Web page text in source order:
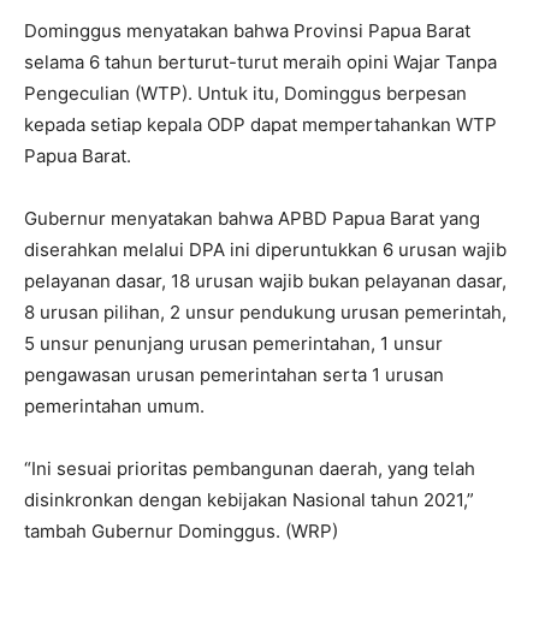
Dominggus menyatakan bahwa Provinsi Papua Barat
selama 6 tahun berturut-turut meraih opini Wajar Tanpa
Pengeculian (WTP). Untuk itu, Dominggus berpesan
kepada setiap kepala ODP dapat mempertahankan WTP
Papua Barat.
Gubernur menyatakan bahwa APBD Papua Barat yang
diserahkan melalui DPA ini diperuntukkan 6 urusan wajib
pelayanan dasar, 18 urusan wajib bukan pelayanan dasar,
8 urusan pilihan, 2 unsur pendukung urusan pemerintah,
5 unsur penunjang urusan pemerintahan, 1 unsur
pengawasan urusan pemerintahan serta 1 urusan
pemerintahan umum.
“Ini sesuai prioritas pembangunan daerah, yang telah
disinkronkan dengan kebijakan Nasional tahun 2021,”
tambah Gubernur Dominggus. (WRP)